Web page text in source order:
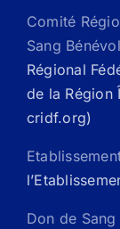
Comité
Sang
Régional
de la Région
cridf.org)
Don de